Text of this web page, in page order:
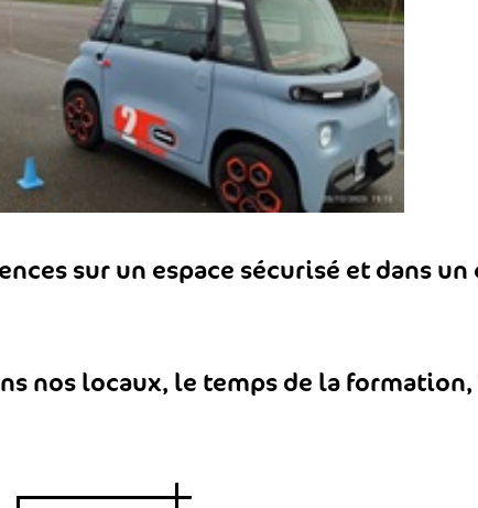
sur un espace sécurisé et dans
nos locaux, le temps de la